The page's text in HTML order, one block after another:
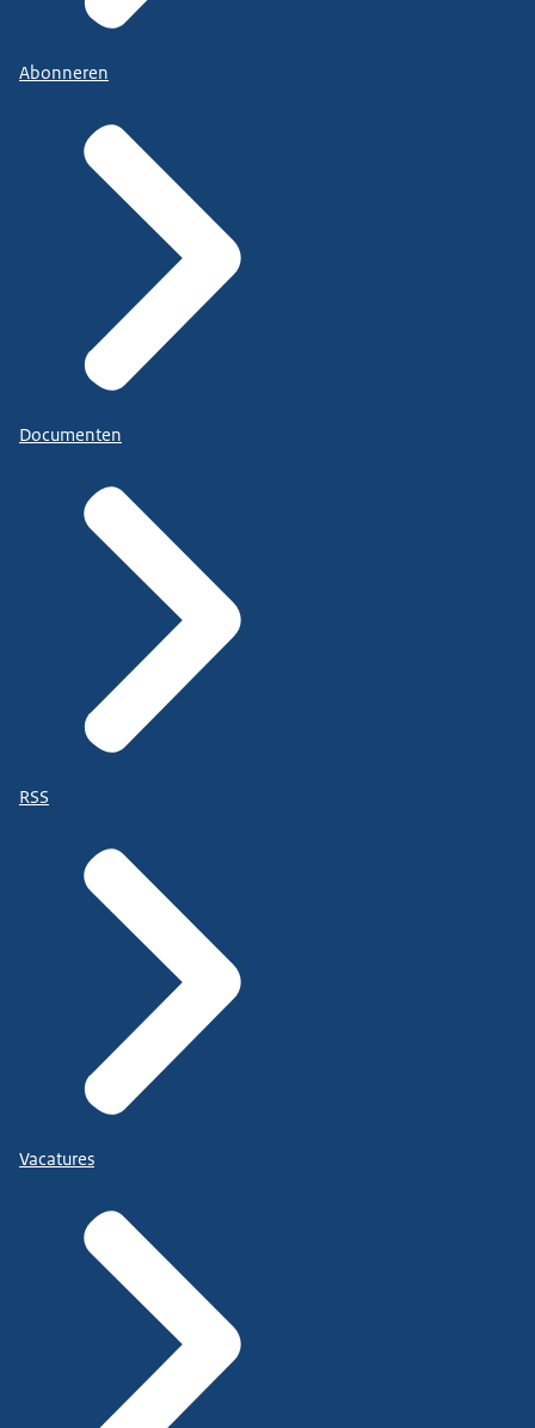
Abonneren
Documenten
RSS
Vacatures